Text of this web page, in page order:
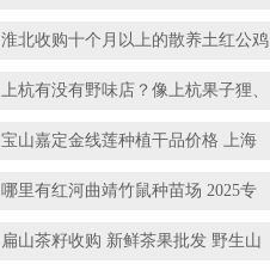
淮北收购十个月以上的散养土红公鸡
上杭有没有野味店？像上杭果子狸、
宝山嘉定金线莲种植干品价格 上海
哪里有红河曲靖竹鼠种苗场 2025专
扁山茶籽收购 新鲜茶果批发 野生山